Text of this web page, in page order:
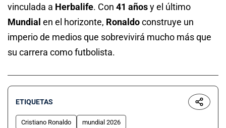
vinculada a Herbalife. Con 41 añosy el último
Mundial en el horizonte, Ronaldoconstruye un
imperio de medios que sobrevivirá mucho más que
su carrera como futbolista.
ETIQUETAS
Cristiano Ronaldo mundial 2026